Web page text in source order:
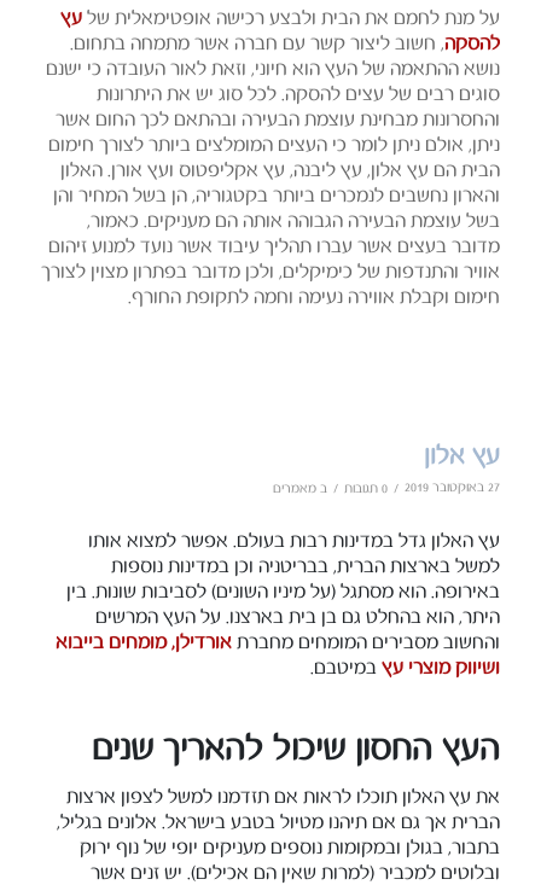
על מנת לחמם את הבית ולבצע רכישה אופטימאלית של עץ
להסקה, חשוב ליצור קשר עם חברה אשר מתמחה בתחום.
נושא ההתאמה של העץ הוא חיוני, וזאת לאור העובדה כי ישנם
סוגים רבים של עצים להסקה. לכל סוג יש את היתרונות
והחסרונות מבחינת עוצמת הבעירה ובהתאם לכך החום אשר
ניתן, אולם ניתן לומר כי העצים המומלצים ביותר לצורך חימום
הבית הם עץ אלון, עץ ליבנה, עץ אקליפטוס ועץ אורן. האלון
והארון נחשבים לנמכרים ביותר בקטגוריה, הן בשל המחיר והן
בשל עוצמת הבעירה הגבוהה אותה הם מעניקים. כאמור,
מדובר בעצים אשר עברו תהליך עיבוד אשר נועד למנוע זיהום
אוויר והתנדפות של כימיקלים, ולכן מדובר בפתרון מצוין לצורך
חימום וקבלת אווירה נעימה וחמה לתקופת החורף.
עץ אלון
27 באוקטובר 2019 / 0 תגובות / ב מאמרים
עץ האלון גדל במדינות רבות בעולם. אפשר למצוא אותו
למשל בארצות הברית, בבריטניה וכן במדינות נוספות
באירופה. הוא מסתגל (על מיניו השונים) לסביבות שונות. בין
היתר, הוא בהחלט גם בן בית בארצנו. על העץ המרשים
והחשוב מסבירים המומחים מחברת אורדילן, מומחים בייבוא
ושיווק מוצרי עץבמיטבם.
העץ החסון שיכול להאריך שנים
את עץ האלון תוכלו לראות אם תזדמנו למשל לצפון ארצות
הברית אך גם אם תיהנו מטיול בטבע בישראל. אלונים בגליל,
בתבור, בגולן ובמקומות נוספים מעניקים יופי של נוף ירוק
ובלוטים למכביר (למרות שאין הם אכילים). יש זנים אשר